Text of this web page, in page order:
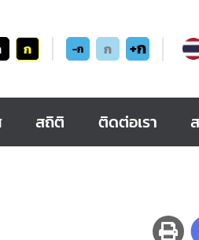
ก -ก ก +ก
สถิติ ติดต่อเรา